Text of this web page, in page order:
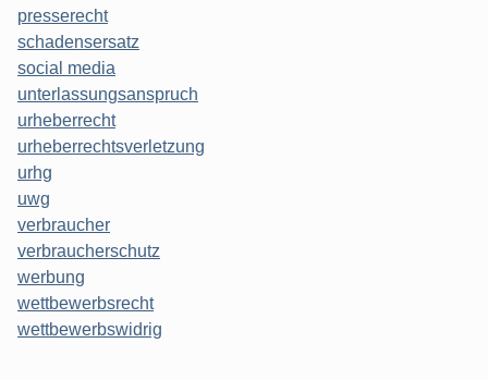
presserecht
schadensersatz
social media
unterlassungsanspruch
urheberrecht
urheberrechtsverletzung
urhg
uwg
verbraucher
verbraucherschutz
werbung
wettbewerbsrecht
wettbewerbswidrig